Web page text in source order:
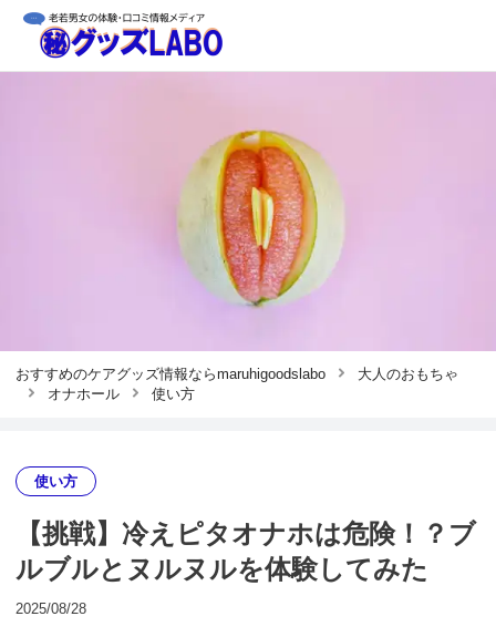
おすすめのケアグッズ情報ならmaruhigoodslabo
大人のおもちゃ
オナホール
使い方
使い方
【挑戦】冷えピタオナホは危険！？ブ
ルブルとヌルヌルを体験してみた
2025/08/28